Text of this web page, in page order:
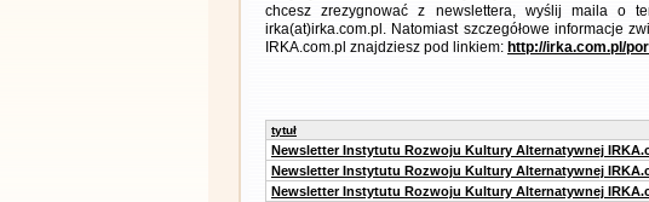
chcesz zrezygnować z newslettera, wyślij maila o
irka(at)irka.com.pl. Natomiast szczegółowe informacje
IRKA.com.pl znajdziesz pod linkiem: http://irka.com.pl/
tytuł
Newsletter Instytutu Rozwoju Kultury Alternatywnej
Newsletter Instytutu Rozwoju Kultury Alternatywnej
Newsletter Instytutu Rozwoju Kultury Alternatywnej